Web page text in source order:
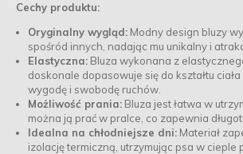
Cechy produktu:
Oryginalny wygląd: Modny design bluzy
spośród innych, nadając mu unikalny i
Elastyczna: Bluza wykonana z
doskonale dopasowuje się do kształtu
wygodę i swobodę ruchów.
Możliwość prania: Bluza jest łatwa w
można ją prać w pralce, co zapewnia
Idealna na chłodniejsze dni: Materiał
izolację termiczną, utrzymując psa w cieple